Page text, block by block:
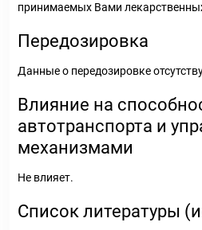
принимаемых Вами
Передозировка
Данные о передозировке
Влияние на
автотранспорта и
механизмами
Не влияет.
Список литературы